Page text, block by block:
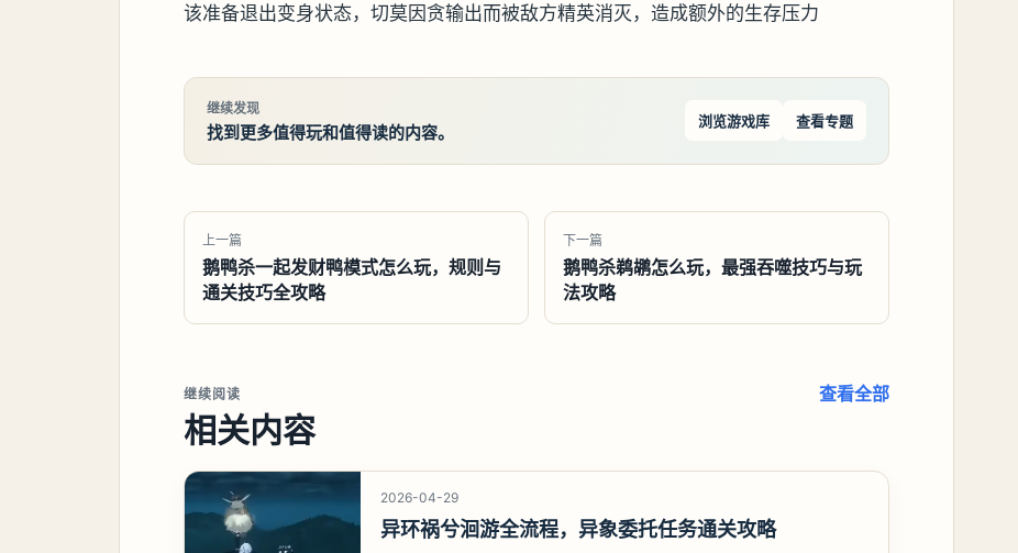
该准备退出变身状态，切莫因贪输出而被敌方精英消灭，造成额外的生存压力
继续发现
找到更多值得玩和值得读的内容。
浏览游戏库 查看专题
上一篇
鹅鸭杀一起发财鸭模式怎么玩，规则与
通关技巧全攻略
下一篇
鹅鸭杀鹈鹕怎么玩，最强吞噬技巧与玩
法攻略
继续阅读
相关内容
查看全部
2026-04-29
异环祸兮洄游全流程，异象委托任务通关攻略